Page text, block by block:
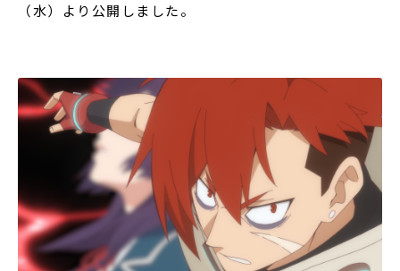
（水）より公開しました。